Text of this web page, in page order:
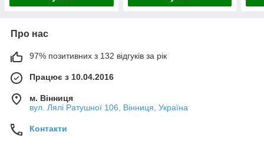
Про нас
97% позитивних з 132 відгуків за рік
Працює з 10.04.2016
м. Вінниця
вул. Лялі Ратушної 106, Вінниця, Україна
Контакти